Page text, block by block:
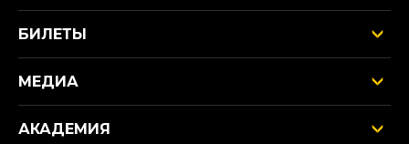
БИЛЕТЫ
МЕДИА
АКАДЕМИЯ